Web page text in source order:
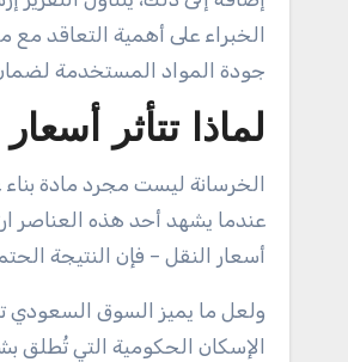
الخبراء على أهمية التعاقد
جودة المواد المستخدمة
لماذا تتأثر
الخرسانة ليست مجرد مادة
عندما يشهد أحد هذه العناصر
أسعار النقل – فإن النتيجة
ولعل ما يميز السوق السعودي
الإسكان الحكومية التي تُطلق